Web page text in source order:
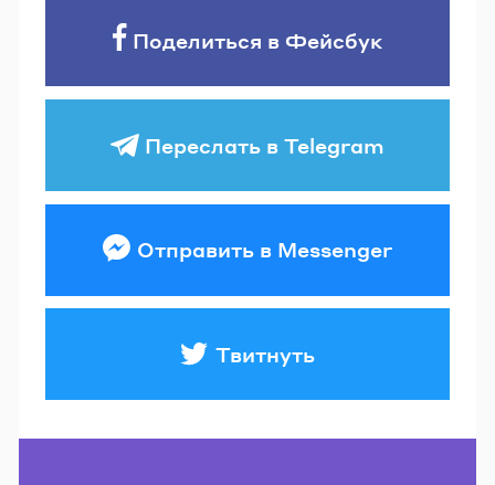
Поделиться в Фейсбук
Переслать в Telegram
Отправить в Messenger
Твитнуть